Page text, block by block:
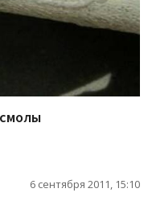
6 сентября 2011, 15:10